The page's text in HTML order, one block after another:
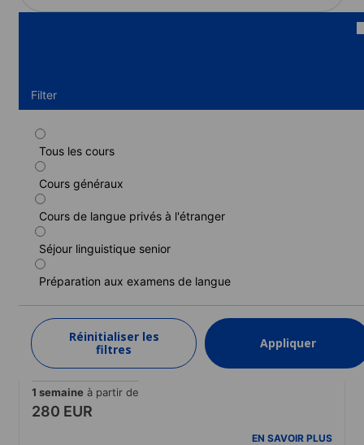
Filter
Tous les cours
Cours généraux
Cours de langue privés à l'étranger
Séjour linguistique senior
Préparation aux examens de langue
Réinitialiser les
filtres
Appliquer
Cours standard
Durée : 1 - 52 semaines
Niveau : Débutant à Proche de la langue maternelle (C2)
1 semaine
260 EUR
Cours intensif
Durée : 1 - 52 semaines
Niveau : Débutant à Proche de la langue maternelle (C2)
1 semaine à partir de
280 EUR
EN SAVOIR PLUS